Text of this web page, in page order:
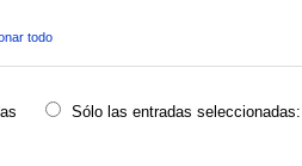
todo
Sólo las entradas seleccionadas: